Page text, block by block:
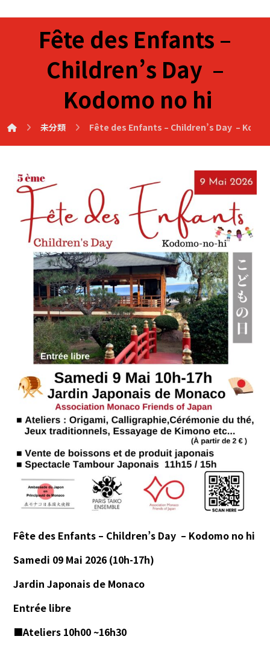
Fête des Enfants –
Children’s Day –
Kodomo no hi
未分類 Fête des Enfants – Children’s Day –
Fête des Enfants – Children’s Day – Kodomo no hi
Samedi 09 Mai 2026 (10h-17h)
Jardin Japonais de Monaco
Entrée libre
■Ateliers 10h00 ~16h30